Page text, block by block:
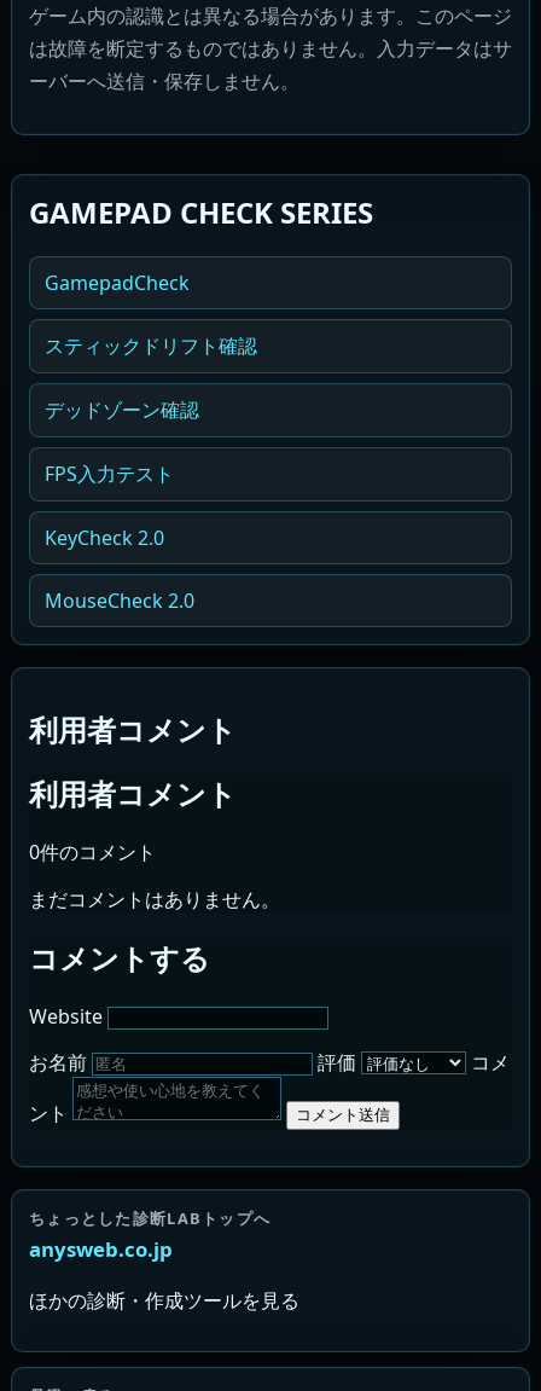
ゲーム内の認識とは異なる場合があります。このページ
は故障を断定するものではありません。入力データはサ
ーバーへ送信・保存しません。
GAMEPAD CHECK SERIES
GamepadCheck
スティックドリフト確認
デッドゾーン確認
FPS入力テスト
KeyCheck 2.0
MouseCheck 2.0
利用者コメント
利用者コメント
0件のコメント
まだコメントはありません。
コメントする
Website
お名前
評価
コメ
ント
コメント送信
ちょっとした診断LABトップへ
anysweb.co.jp
ほかの診断・作成ツールを見る